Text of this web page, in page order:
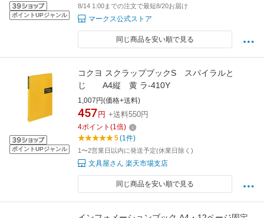
ポイントUPジャンル
8/14 1:00までの注文で最短8/20お届け
マークス公式ストア
同じ商品を安い順で見る
ポイントUPジャンル
コクヨ スクラップブックS スパイラルと
じ A4縦 黄 ラ-410Y
1,007円(価格+送料)
457 円 +送料550円
4ポイント (1倍)
5(1件)
1〜2営業日以内に発送予定(休業日除く)
文具屋さん 楽天市場支店
同じ商品を安い順で見る